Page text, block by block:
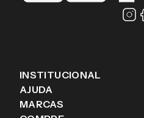
INSTITUCIONAL
Fale conosco
Blog
AJUDA
Como comprar
MARCAS